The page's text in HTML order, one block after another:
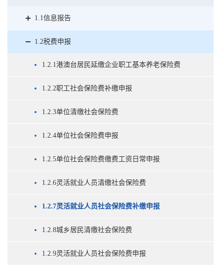
1.1信息报告
1.2税费申报
1.2.1港澳台居民延缴企业职工基本养老保险费
1.2.2职工社会保险费补缴申报
1.2.3单位清缴社会保险费
1.2.4单位社会保险费申报
1.2.5单位社会保险费缴费工资日常申报
1.2.6灵活就业人员清缴社会保险费
1.2.7灵活就业人员社会保险费补缴申报
1.2.8城乡居民清缴社会保险费
1.2.9灵活就业人员社会保险费申报